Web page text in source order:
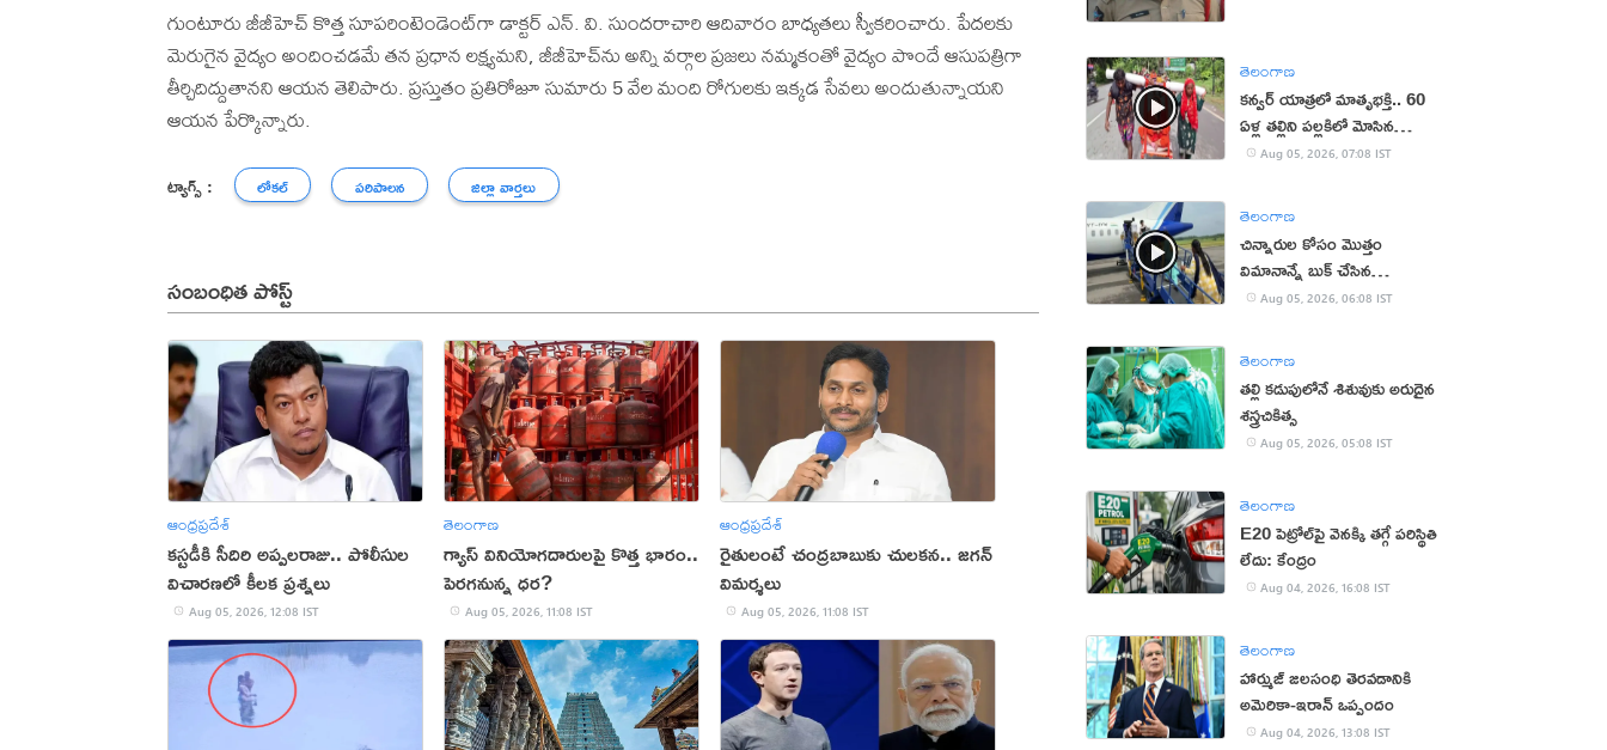
గుంటూరు జీజీహెచ్ కొత్త సూపరింటెండెంట్‌గా డాక్టర్ ఎన్. వి. సుందరాచారి ఆదివారం బాధ్యతలు స్వీకరించారు. పేదలకు
మెరుగైన వైద్యం అందించడమే తన ప్రధాన లక్ష్యమని, జీజీహెచ్‌ను అన్ని వర్గాల ప్రజలు నమ్మకంతో వైద్యం పొందే ఆసుపత్రిగా
తీర్చిదిద్దుతానని ఆయన తెలిపారు. ప్రస్తుతం ప్రతిరోజూ సుమారు 5 వేల మంది రోగులకు ఇక్కడ సేవలు అందుతున్నాయని
ఆయన పేర్కొన్నారు.
ట్యాగ్స్ : లోకల్ పరిపాలన జిల్లా వార్తలు
సంబంధిత పోస్ట్
ఆంధ్రప్రదేశ్
కస్టడీకి సీదిరి అప్పలరాజు.. పోలీసుల
విచారణలో కీలక ప్రశ్నలు
Aug 05, 2026, 12:08 IST
తెలంగాణ
గ్యాస్ వినియోగదారులపై కొత్త భారం..
పెరగనున్న ధర?
Aug 05, 2026, 11:08 IST
ఆంధ్రప్రదేశ్
రైతులంటే చంద్రబాబుకు చులకన.. జగన్
విమర్శలు
Aug 05, 2026, 11:08 IST
తెలంగాణ
కన్వర్ యాత్రలో మాతృభక్తి.. 60
ఏళ్ల తల్లిని పల్లకిలో మోసిన
కొడుకు, కోడలు!
Aug 05, 2026, 07:08 IST
తెలంగాణ
చిన్నారుల కోసం మొత్తం
విమానాన్నే బుక్ చేసిన
యూట్యూబర్
Aug 05, 2026, 06:08 IST
తెలంగాణ
తల్లి కడుపులోనే శిశువుకు అరుదైన
శస్త్రచికిత్స
Aug 05, 2026, 05:08 IST
తెలంగాణ
E20 పెట్రోల్‌పై వెనక్కి తగ్గే పరిస్థితి
లేదు: కేంద్రం
Aug 04, 2026, 16:08 IST
తెలంగాణ
హార్ముజ్ జలసంధి తెరవడానికి
అమెరికా-ఇరాన్ ఒప్పందం
Aug 04, 2026, 13:08 IST